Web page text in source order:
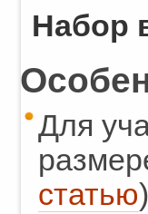
Набор
Для
статью